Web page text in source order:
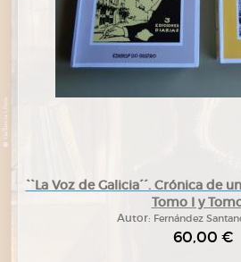
``La Voz de Galicia´´. Crónica de
Tomo I y
Autor: Fernández
60,00 €